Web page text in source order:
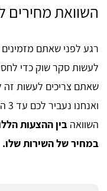
השוואת מחירים
רגע לפני שאתם
לעשות סקר שוק כדי
שאתם צריכים לעשות
השוואה בין ההצעות
במחיר של השירות שלו.